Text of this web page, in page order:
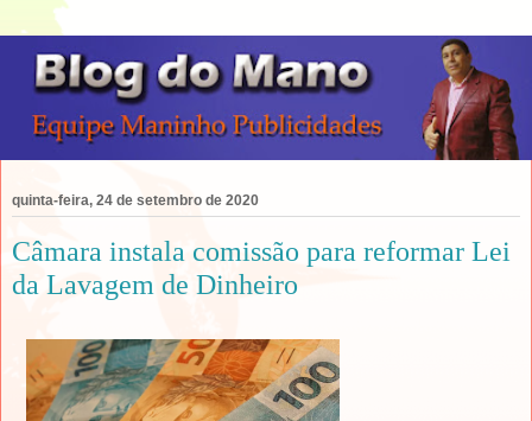
quinta-feira, 24 de setembro de 2020
Câmara instala comissão para reformar Lei
da Lavagem de Dinheiro